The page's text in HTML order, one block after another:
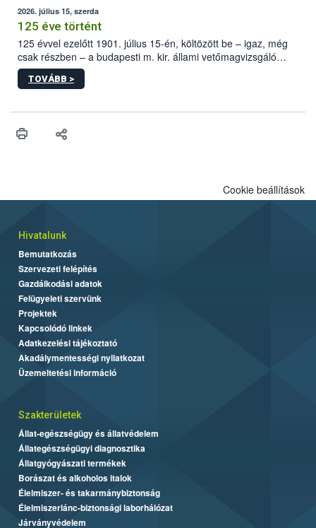
2026. július 15, szerda
125 éve történt
125 évvel ezelőtt 1901. július 15-én, költözött be – igaz, még
csak részben – a budapesti m. kir. állami vetőmagvizsgáló
állomás a Kis Rókus utca 15. szám alatti, Czigler Győző által
tervezett új épületébe.
TOVÁBB >
Cookie beállítások
Hivatalunk
Bemutatkozás
Szervezeti felépítés
Gazdálkodási adatok
Felügyeleti szervünk
Projektek
Kapcsolódó linkek
Adatkezelési tájékoztató
Akadálymentességi nyilatkozat
Üzemeltetési információ
Szakterületek
Állat-egészségügy és állatvédelem
Állategészségügyi diagnosztika
Állatgyógyászati termékek
Borászat és alkoholos italok
Élelmiszer- és takarmánybiztonság
Élelmiszerlánc-biztonsági laborhálózat
Járványvédelem